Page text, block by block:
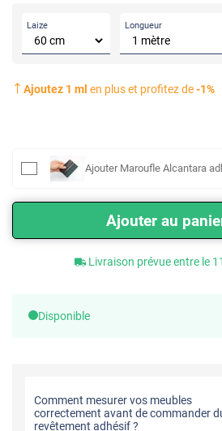
Laize Longueur
Ajoutez 1 ml en plus et profitez de-1%
Ajouter Maroufle Alcantara
Ajouter au
Livraison prévue entre le
Disponible
Comment mesurer vos meubles
correctement avant de commander
revêtement adhésif ?